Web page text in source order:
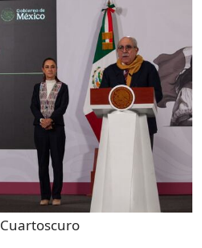
Cuartoscuro